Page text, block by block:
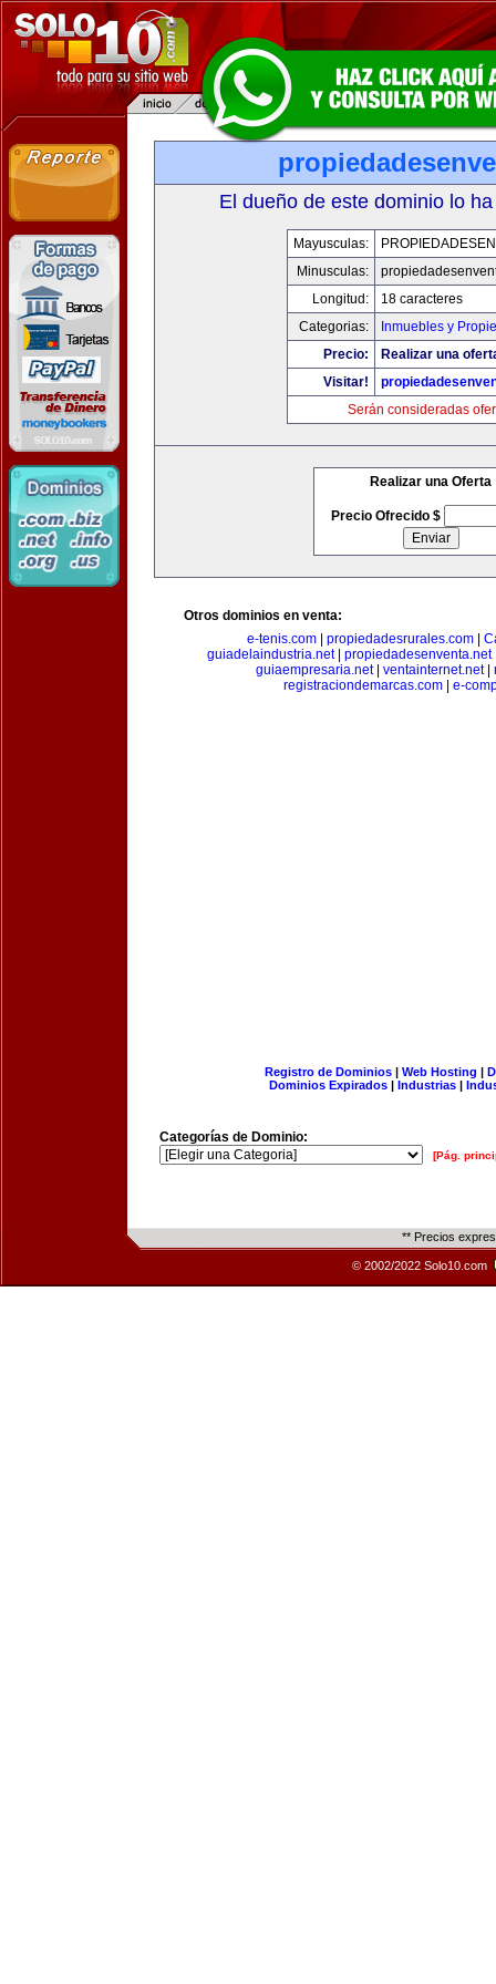
El dueño de este dominio lo
Mayusculas:
Minusculas:
Longitud:
18 caracteres
Categorias:
Inmuebles y
Precio:
Realizar una
Visitar!
Serán consideradas
Realizar una Oferta
Precio Ofrecido $
Otros dominios en venta:
e-tenis.com
propiedadesrurales.com
guiadelaindustria.net propiedadesenventa.net
guiaempresaria.net| ventainternet.net|
registraciondemarcas.com| e-
Registro de Dominios| Web Hosting |
Dominios Expirados | Industrias |
Categorías de Dominio:
[Pág.
** Precios
© 2002/2022 Solo10.com